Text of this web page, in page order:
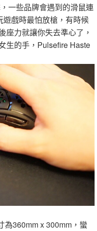
一些品牌會遇到的滑鼠連
戲時最怕放槍，有時候
座力就讓你失去準心了，
生的手，Pulsefire Haste
為360mm x 300mm，蠻